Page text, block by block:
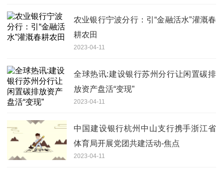
农业银行宁波分行：引“金融活水”灌溉春
耕农田
2023-04-11
全球热讯:建设银行苏州分行让闲置碳排
放资产盘活“变现”
2023-04-11
中国建设银行杭州中山支行携手浙江省
体育局开展党团共建活动-焦点
2023-04-11